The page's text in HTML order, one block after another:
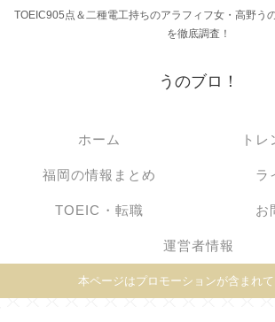
TOEIC905点＆二種電工持ちのアラフィフ女・高野う
を徹底調査！
うのブロ！
ホーム トレ
福岡の情報まとめ ラ
TOEIC・転職 お
運営者情報
本ページはプロモーションが含まれて